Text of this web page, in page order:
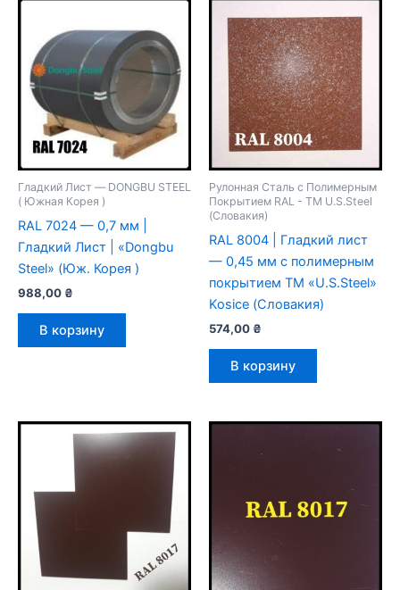
Гладкий Лист — DONGBU STEEL
( Южная Корея )
RAL 7024 — 0,7 мм |
Гладкий Лист | «Dongbu
Steel» (Юж. Корея )
988,00 ₴
В корзину
Рулонная Сталь с Полимерным
Покрытием RAL - TM U.S.Steel
(Словакия)
RAL 8004 | Гладкий лист
— 0,45 мм с полимерным
покрытием TM «U.S.Steel»
Kosice (Словакия)
574,00 ₴
В корзину